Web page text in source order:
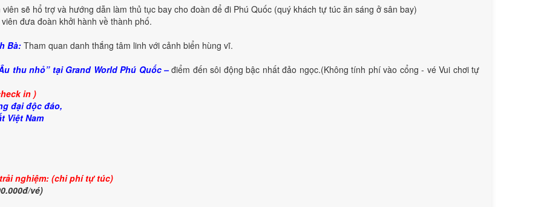
sẽ hổ trợ và hướng dẫn làm thủ tục bay cho đoàn để đi Phú Quốc (quý khách tự túc ăn sáng ở sân bay)
đưa đoàn khởi hành về thành phố.
Bà:Tham quan danh thắng tâm linh với cảnh biển hùng vĩ.
thu nhỏ” tại Grand World Phú Quốc –điểm đến sôi động bậc nhất đảo ngọc.(Không tính phí vào cổng - vé Vui chơi tự
in )
đại độc đáo,
Việt Nam
nghiệm: (chi phí tự túc)
vé)